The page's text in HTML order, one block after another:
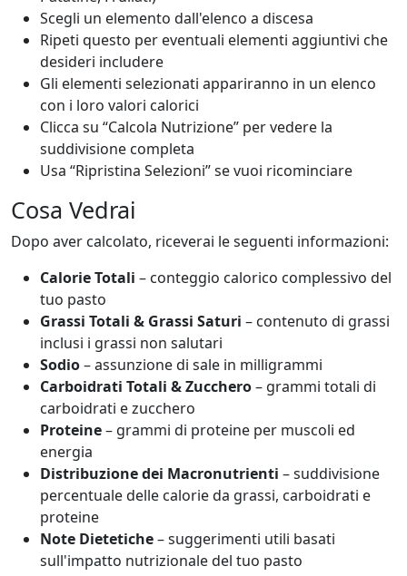
Scegli un elemento dall'elenco a discesa
Ripeti questo per eventuali elementi aggiuntivi che
desideri includere
Gli elementi selezionati appariranno in un elenco
con i loro valori calorici
Clicca su “Calcola Nutrizione” per vedere la
suddivisione completa
Usa “Ripristina Selezioni” se vuoi ricominciare
Cosa Vedrai
Dopo aver calcolato, riceverai le seguenti informazioni:
Calorie Totali – conteggio calorico complessivo del
tuo pasto
Grassi Totali & Grassi Saturi – contenuto di grassi
inclusi i grassi non salutari
Sodio– assunzione di sale in milligrammi
Carboidrati Totali & Zucchero– grammi totali di
carboidrati e zucchero
Proteine– grammi di proteine per muscoli ed
energia
Distribuzione dei Macronutrienti – suddivisione
percentuale delle calorie da grassi, carboidrati e
proteine
Note Dietetiche– suggerimenti utili basati
sull'impatto nutrizionale del tuo pasto